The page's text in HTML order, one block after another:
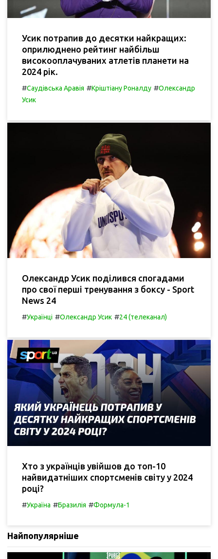
Усик потрапив до десятки найкращих:
оприлюднено рейтинг найбільш
високооплачуваних атлетів планети на
2024 рік.
#Саудівська Аравія #Кріштіану Роналду #Олександр
Усик
Олександр Усик поділився спогадами
про свої перші тренування з боксу - Sport
News 24
#Українці #Олександр Усик #24 (телеканал)
Хто з українців увійшов до топ-10
найвидатніших спортсменів світу у 2024
році?
#Україна #Бразилія #Формула-1
Найпопулярніше